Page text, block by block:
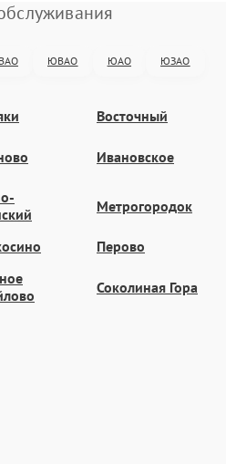
ЮВАО ЮАО ЮЗАО
Восточный
Ивановское
Метрогородок
Перово
Соколиная Гора